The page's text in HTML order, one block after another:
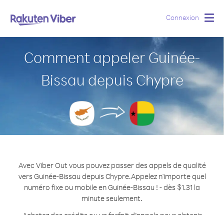
Connexion
Comment appeler Guinée-
Bissau depuis Chypre
Avec Viber Out vous pouvez passer des appels de qualité
vers Guinée-Bissau depuis Chypre.Appelez n'importe quel
numéro fixe ou mobile en Guinée-Bissau ! - dès $1.31 la
minute seulement.